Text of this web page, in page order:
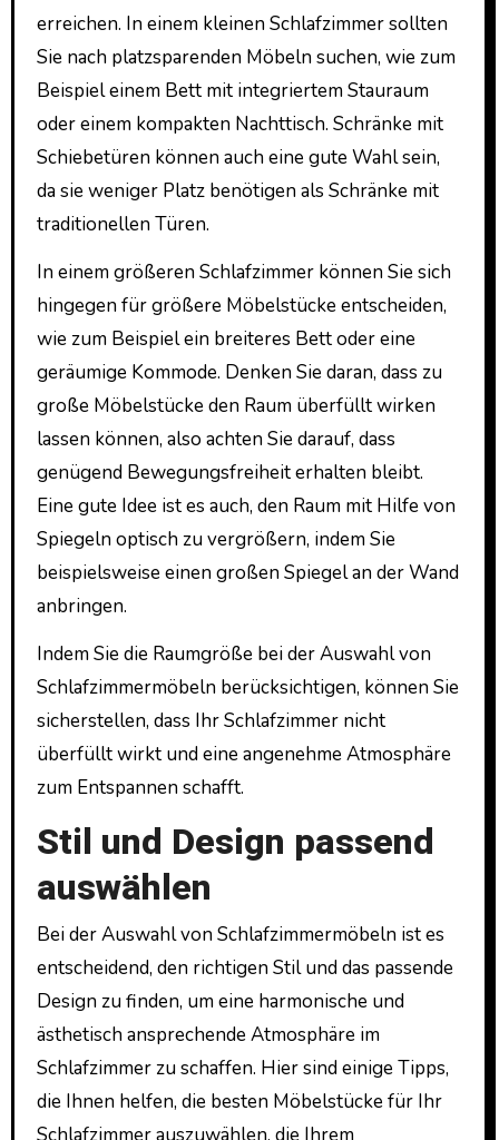
erreichen. In einem kleinen Schlafzimmer sollten
Sie nach platzsparenden Möbeln suchen, wie zum
Beispiel einem Bett mit integriertem Stauraum
oder einem kompakten Nachttisch. Schränke mit
Schiebetüren können auch eine gute Wahl sein,
da sie weniger Platz benötigen als Schränke mit
traditionellen Türen.
In einem größeren Schlafzimmer können Sie sich
hingegen für größere Möbelstücke entscheiden,
wie zum Beispiel ein breiteres Bett oder eine
geräumige Kommode. Denken Sie daran, dass zu
große Möbelstücke den Raum überfüllt wirken
lassen können, also achten Sie darauf, dass
genügend Bewegungsfreiheit erhalten bleibt.
Eine gute Idee ist es auch, den Raum mit Hilfe von
Spiegeln optisch zu vergrößern, indem Sie
beispielsweise einen großen Spiegel an der Wand
anbringen.
Indem Sie die Raumgröße bei der Auswahl von
Schlafzimmermöbeln berücksichtigen, können Sie
sicherstellen, dass Ihr Schlafzimmer nicht
überfüllt wirkt und eine angenehme Atmosphäre
zum Entspannen schafft.
Stil und Design passend
auswählen
Bei der Auswahl von Schlafzimmermöbeln ist es
entscheidend, den richtigen Stil und das passende
Design zu finden, um eine harmonische und
ästhetisch ansprechende Atmosphäre im
Schlafzimmer zu schaffen. Hier sind einige Tipps,
die Ihnen helfen, die besten Möbelstücke für Ihr
Schlafzimmer auszuwählen, die Ihrem